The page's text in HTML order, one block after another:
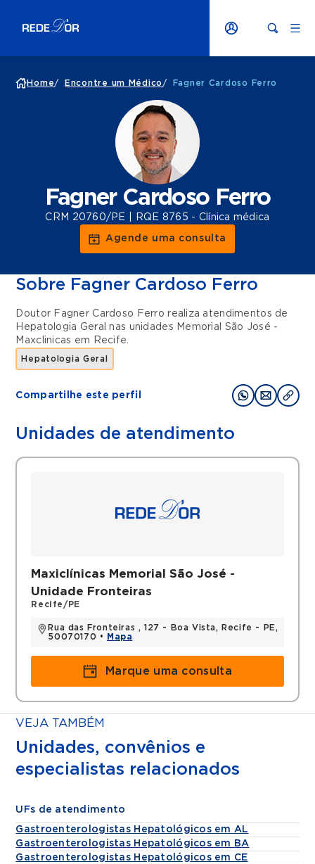
Home/ Encontre um Médico / Fagner Cardoso Ferro
Fagner Cardoso Ferro
CRM 20760/PE | RQE 8765 - Clínica médica
Agende uma consulta
Sobre Fagner Cardoso Ferro
Doutor Fagner Cardoso Ferro realiza atendimentos de
Hepatologia Geral
nas unidades Memorial São José -
Maxclinicas em Recife.
Hepatologia Geral
Compartilhe este perfil
Unidades de atendimento
Maxiclínicas Memorial São José -
Unidade Fronteiras
Recife/PE
Rua das Fronteiras , 127 - Boa Vista, Recife - PE,
50070170 •
Mapa
Marque uma consulta
VEJA TAMBÉM
Unidades, convênios e
especialistas relacionados
UFs de atendimento
Gastroenterologistas Hepatológicos em AL
Gastroenterologistas Hepatológicos em BA
Gastroenterologistas Hepatológicos em CE